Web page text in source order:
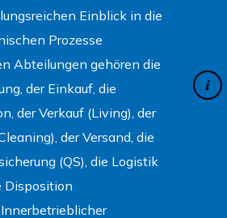
Einblick in die
Prozesse
Abteilungen gehören die
der Einkauf, die
der Verkauf (Living), der
der Versand, die
(QS), die Logistik
Disposition